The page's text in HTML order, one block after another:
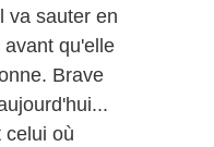
va sauter en
qu'elle
Brave
celui où